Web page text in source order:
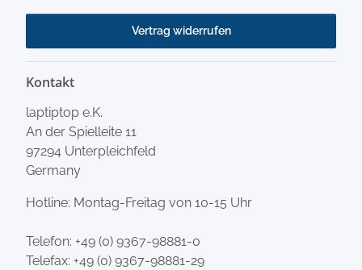
Vertrag widerrufen
Kontakt
laptiptop e.K.
An der Spielleite 11
97294 Unterpleichfeld
Germany
Hotline: Montag-Freitag von 10-15 Uhr
Telefon: +49 (0) 9367-98881-0
Telefax: +49 (0) 9367-98881-29